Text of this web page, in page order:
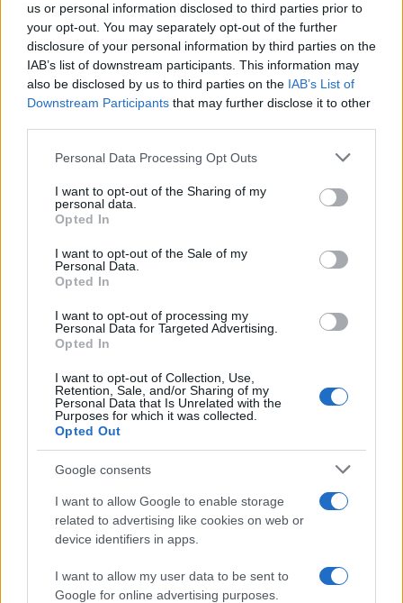
us or personal information disclosed to third parties prior to
your opt-out. You may separately opt-out of the further
disclosure of your personal information by third parties on the
IAB’s list of downstream participants. This information may
also be disclosed by us to third parties on the IAB’s List of
Downstream Participants that may further disclose it to other
Please note that this website/app uses one or more Google
not limited to your visit or usage behaviour. You may click to
grant or deny consent to Google and its third-party tags to
use your data for below specified purposes in below Google
consent section.
Personal Data Processing Opt Outs
I want to opt-out of the Sharing of my
personal data.
Opted In
I want to opt-out of the Sale of my
Personal Data.
Opted In
I want to opt-out of processing my
Personal Data for Targeted Advertising.
Opted In
I want to opt-out of Collection, Use,
Retention, Sale, and/or Sharing of my
Personal Data that Is Unrelated with the
Purposes for which it was collected.
Opted Out
Google consents
I want to allow Google to enable storage
related to advertising like cookies on web or
device identifiers in apps.
I want to allow my user data to be sent to
Google for online advertising purposes.
Un’edizione all’insegna della novità
Quest’anno, l’International Street Food si
arricchisce di nuove proposte pensate per
Orofino, noto come ‘Re dello Street Food’, ha
dichiarato: “La nostra missione è creare un evento
che possa coinvolgere persone di tutte le età, dai
giovani agli anziani. Vogliamo che ognuno possa
un’esperienza che rimanga nel cuore.” La diversità
dei piatti e la qualità delle materie prime sono al
centro di questa manifestazione, rendendola un
appuntamento imperdibile per gli amanti del cibo e
della convivialità.
Un festival che abbraccia il mondo
In un’epoca in cui la gastronomia è un linguaggio
universale, l’International Street Food diventa un
punto di incontro tra culture diverse. Grazie alla
partecipazione di food truck, chef e artigiani del